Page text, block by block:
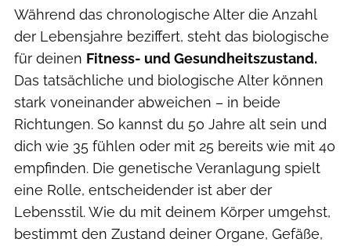
Während das chronologische Alter die Anzahl
der Lebensjahre beziffert, steht das biologische
für deinen Fitness- und Gesundheitszustand.
Das tatsächliche und biologische Alter können
stark voneinander abweichen – in beide
Richtungen. So kannst du 50 Jahre alt sein und
dich wie 35 fühlen oder mit 25 bereits wie mit 40
empfinden. Die genetische Veranlagung spielt
eine Rolle, entscheidender ist aber der
Lebensstil. Wie du mit deinem Körper umgehst,
bestimmt den Zustand deiner Organe, Gefäße,